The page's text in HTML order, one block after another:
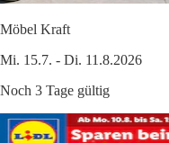
Möbel Kraft
Mi. 15.7. - Di. 11.8.2026
Noch 3 Tage gültig